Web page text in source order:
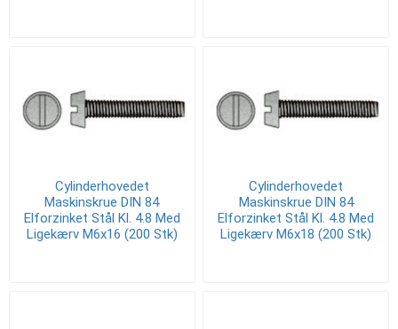
Cylinderhovedet
Maskinskrue DIN 84
Elforzinket Stål Kl. 4.8 Med
Ligekærv M6x16 (200 Stk)
Cylinderhovedet
Maskinskrue DIN 84
Elforzinket Stål Kl. 4.8 Med
Ligekærv M6x18 (200 Stk)